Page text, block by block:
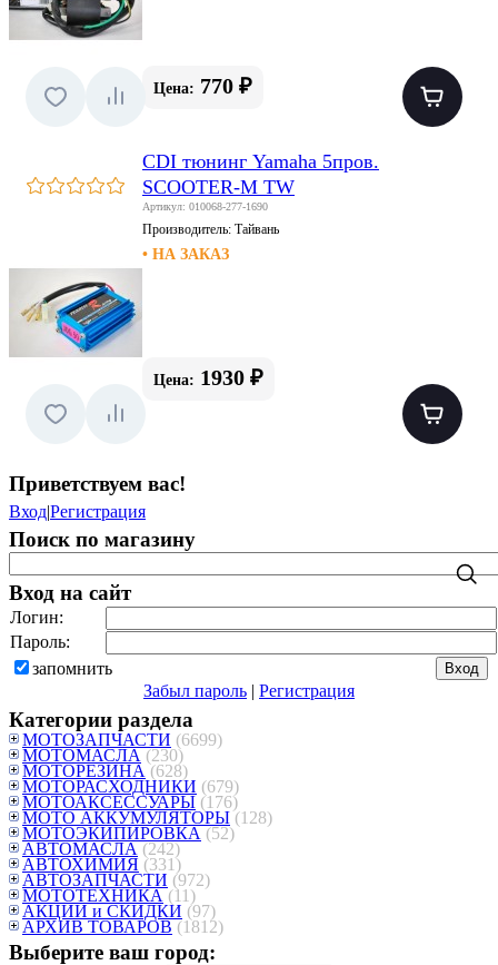
Цена: 770 ₽
CDI тюнинг Yamaha 5пров.
SCOOTER-M TW
Артикул: 010068-277-1690
Производитель: Тайвань
• НА ЗАКАЗ
Цена: 1930 ₽
Приветствуем вас!
Вход|Регистрация
Поиск по магазину
Вход на сайт
Логин:
Пароль:
запомнить
Забыл пароль | Регистрация
Категории раздела
МОТОЗАПЧАСТИ (6699)
МОТОМАСЛА (230)
МОТОРЕЗИНА (628)
МОТОРАСХОДНИКИ (679)
МОТОАКСЕССУАРЫ (176)
МОТО АККУМУЛЯТОРЫ (128)
МОТОЭКИПИРОВКА (52)
АВТОМАСЛА (242)
АВТОХИМИЯ (331)
АВТОЗАПЧАСТИ (972)
МОТОТЕХНИКА (11)
АКЦИИ и СКИДКИ (97)
АРХИВ ТОВАРОВ (1812)
Выберите ваш город: